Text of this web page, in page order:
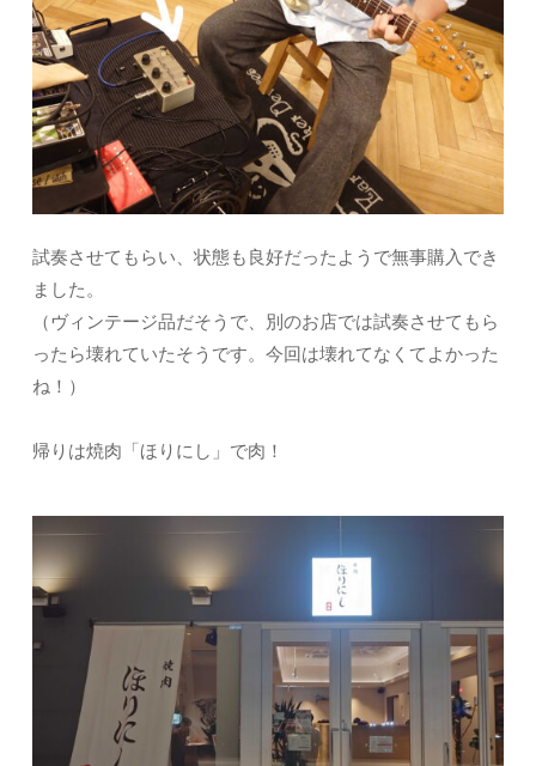
試奏させてもらい、状態も良好だったようで無事購入でき
ました。
（ヴィンテージ品だそうで、別のお店では試奏させてもら
ったら壊れていたそうです。今回は壊れてなくてよかった
ね！）
帰りは焼肉「ほりにし」で肉！